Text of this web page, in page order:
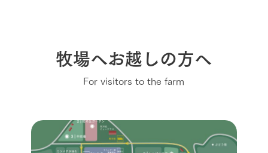
牧場へお越しの方へ
For visitors to the farm